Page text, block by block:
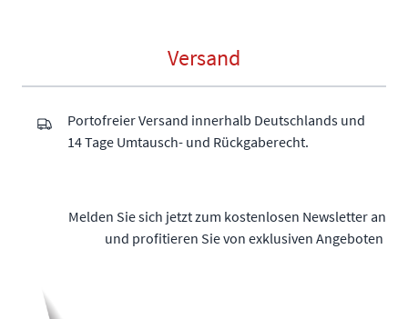
Versand
Portofreier Versand innerhalb Deutschlands und
14 Tage Umtausch- und Rückgaberecht.
Melden Sie sich jetzt zum kostenlosen Newsletter an
und profitieren Sie von exklusiven Angeboten